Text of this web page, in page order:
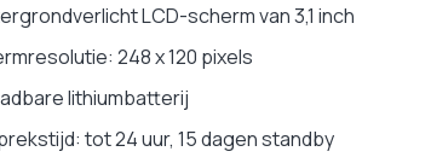
LCD-scherm van 3,1 inch
248 x 120 pixels
lithiumbatterij
tot 24 uur, 15 dagen standby